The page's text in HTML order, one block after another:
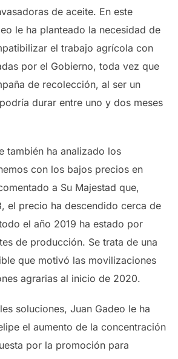
de aceite. En este
le ha planteado la necesidad de
el trabajo agrícola con
por el Gobierno, toda vez que
de recolección, al ser un
durar entre uno y dos meses
también ha analizado los
con los bajos precios en
a Su Majestad que,
el precio ha descendido cerca de
el año 2019 ha estado por
de producción. Se trata de una
que motivó las movilizaciones
agrarias al inicio de 2020.
soluciones, Juan Gadeo le ha
el aumento de la concentración
por la promoción para